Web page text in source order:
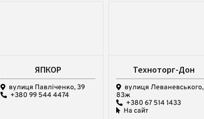
ЯПКОР
вулиця Павліченко, 39
+380 99 544 4474
Техноторг-Дон
вулиця Леваневського,
83ж
+380 67 514 1433
На сайт